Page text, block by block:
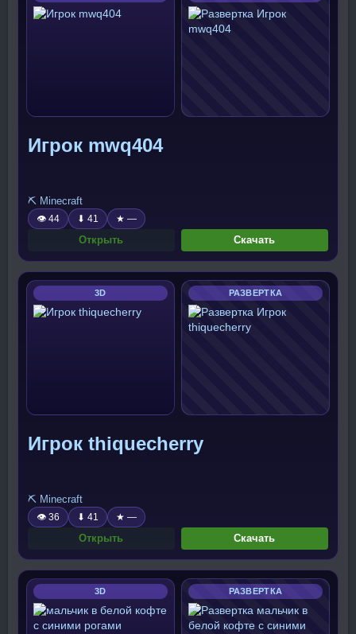
Игрок mwq404
⛏️ Minecraft
👁 44 ⬇ 41 ★ —
Открыть Скачать
3D РАЗВЕРТКА
Игрок thiquecherry
⛏️ Minecraft
👁 36 ⬇ 41 ★ —
Открыть Скачать
3D РАЗВЕРТКА